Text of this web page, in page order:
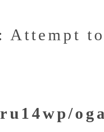
Attempt